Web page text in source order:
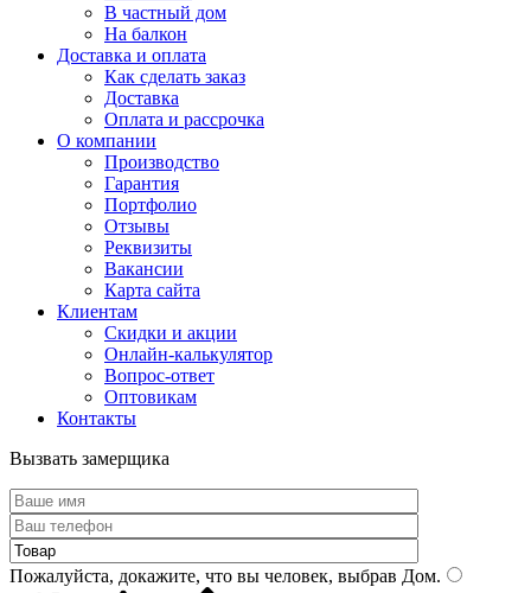
В частный дом
На балкон
Доставка и оплата
Как сделать заказ
Доставка
Оплата и рассрочка
О компании
Производство
Гарантия
Портфолио
Отзывы
Реквизиты
Вакансии
Карта сайта
Клиентам
Скидки и акции
Онлайн-калькулятор
Вопрос-ответ
Оптовикам
Контакты
Вызвать замерщика
Пожалуйста, докажите, что вы человек, выбрав Дом.